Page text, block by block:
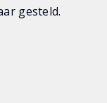
gesteld.